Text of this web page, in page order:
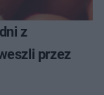
z
przez